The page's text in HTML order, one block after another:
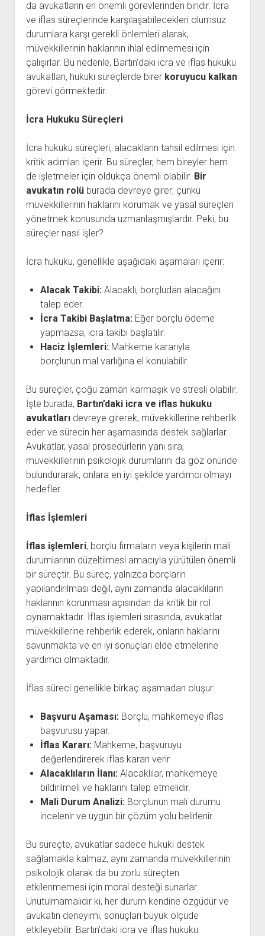
da avukatların en önemli görevlerinden biridir. İcra
ve iflas süreçlerinde karşılaşabilecekleri olumsuz
durumlara karşı gerekli önlemleri alarak,
müvekkillerinin haklarının ihlal edilmemesi için
çalışırlar. Bu nedenle, Bartın’daki icra ve iflas hukuku
avukatları, hukuki süreçlerde birer koruyucu kalkan
görevi görmektedir.
İcra Hukuku Süreçleri
İcra hukuku süreçleri, alacakların tahsil edilmesi için
kritik adımları içerir. Bu süreçler, hem bireyler hem
de işletmeler için oldukça önemli olabilir. Bir
avukatın rolüburada devreye girer; çünkü
müvekkillerinin haklarını korumak ve yasal süreçleri
yönetmek konusunda uzmanlaşmışlardır. Peki, bu
süreçler nasıl işler?
İcra hukuku, genellikle aşağıdaki aşamaları içerir:
Alacak Takibi:Alacaklı, borçludan alacağını
talep eder.
İcra Takibi Başlatma:Eğer borçlu ödeme
yapmazsa, icra takibi başlatılır.
Haciz İşlemleri:Mahkeme kararıyla
borçlunun mal varlığına el konulabilir.
Bu süreçler, çoğu zaman karmaşık ve stresli olabilir.
İşte burada, Bartın’daki icra ve iflas hukuku
avukatlarıdevreye girerek, müvekkillerine rehberlik
eder ve sürecin her aşamasında destek sağlarlar.
Avukatlar, yasal prosedürlerin yanı sıra,
müvekkillerinin psikolojik durumlarını da göz önünde
bulundurarak, onlara en iyi şekilde yardımcı olmayı
hedefler.
İflas İşlemleri
İflas işlemleri, borçlu firmaların veya kişilerin mali
durumlarının düzeltilmesi amacıyla yürütülen önemli
bir süreçtir. Bu süreç, yalnızca borçların
yapılandırılması değil, aynı zamanda alacaklıların
haklarının korunması açısından da kritik bir rol
oynamaktadır. İflas işlemleri sırasında, avukatlar
müvekkillerine rehberlik ederek, onların haklarını
savunmakta ve en iyi sonuçları elde etmelerine
yardımcı olmaktadır.
İflas süreci genellikle birkaç aşamadan oluşur:
Başvuru Aşaması:Borçlu, mahkemeye iflas
başvurusu yapar.
İflas Kararı:Mahkeme, başvuruyu
değerlendirerek iflas kararı verir.
Alacaklıların İlanı:Alacaklılar, mahkemeye
bildirilmeli ve haklarını talep etmelidir.
Mali Durum Analizi:Borçlunun mali durumu
incelenir ve uygun bir çözüm yolu belirlenir.
Bu süreçte, avukatlar sadece hukuki destek
sağlamakla kalmaz, aynı zamanda müvekkillerinin
psikolojik olarak da bu zorlu süreçten
etkilenmemesi için moral desteği sunarlar.
Unutulmamalıdır ki, her durum kendine özgüdür ve
avukatın deneyimi, sonuçları büyük ölçüde
etkileyebilir. Bartın’daki icra ve iflas hukuku